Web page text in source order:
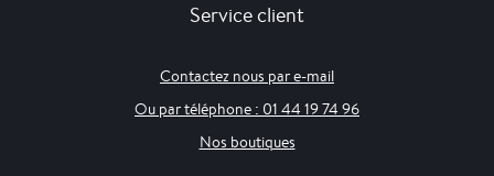
Service client
Contactez nous par e-mail
Ou par téléphone : 01 44 19 74 96
Nos boutiques